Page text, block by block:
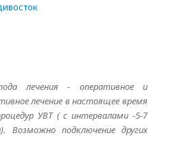
лечения - оперативное и
лечение в настоящее время
УВТ ( с интервалами -5-7
Возможно подключение других